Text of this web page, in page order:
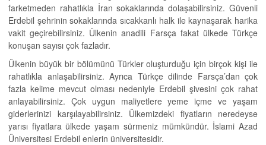
farketmeden rahatlıkla İran sokaklarında dolaşabilirsiniz. Güvenli
Erdebil şehrinin sokaklarında sıcakkanlı halk ile kaynaşarak harika
vakit geçirebilirsiniz. Ülkenin anadili Farsça fakat ülkede Türkçe
konuşan sayısı çok fazladır.
Ülkenin büyük bir bölümünü Türkler oluşturduğu için birçok kişi ile
rahatlıkla anlaşabilirsiniz. Ayrıca Türkçe dilinde Farsça’dan çok
fazla kelime mevcut olması nedeniyle Erdebil şivesini çok rahat
anlayabilirsiniz. Çok uygun maliyetlere yeme içme ve yaşam
giderlerinizi karşılayabilirsiniz. Ülkemizdeki fiyatların neredeyse
yarısı fiyatlara ülkede yaşam sürmeniz mümkündür. İslami Azad
Üniversitesi Erdebil enlerin üniversitesidir.